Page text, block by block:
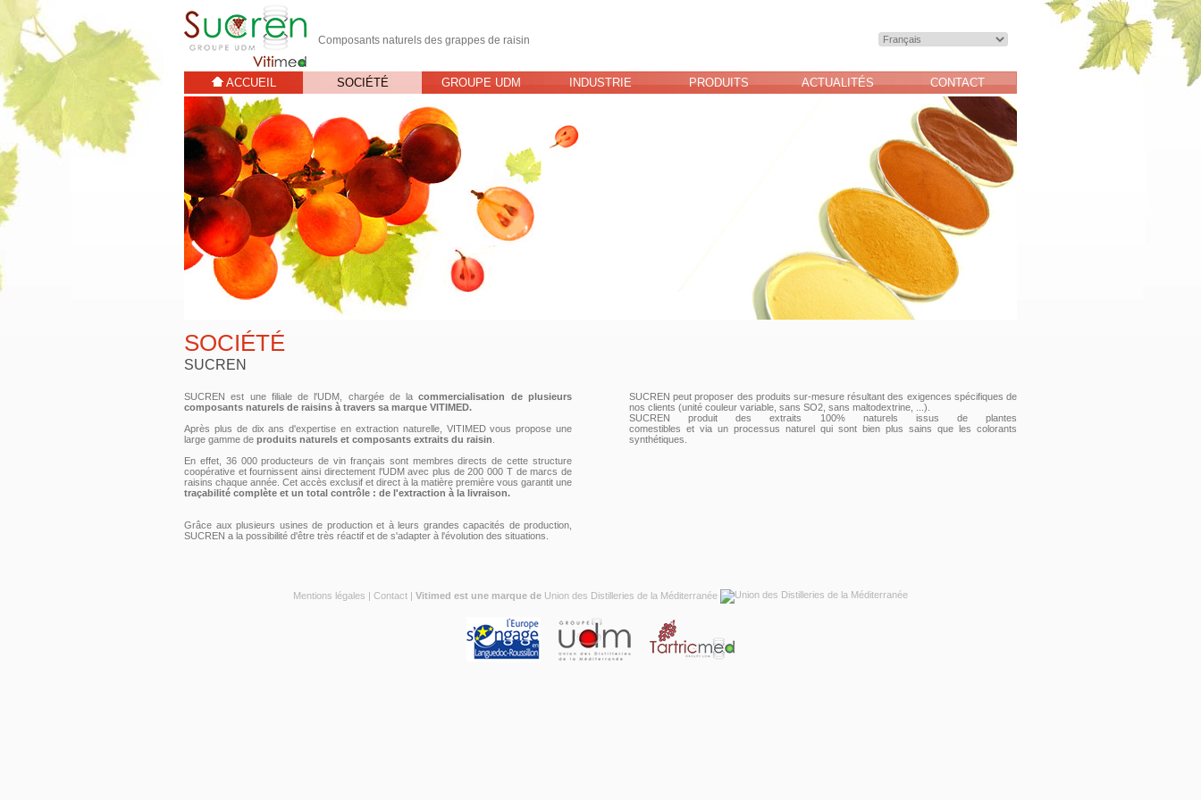
Composants naturels des grappes de raisin
ACCUEIL SOCIÉTÉ GROUPE UDM INDUSTRIE PRODUITS ACTUALITÉS CONTACT
SOCIÉTÉ
SUCREN
SUCREN est une filiale de l'UDM, chargée de lacommercialisation de plusieurs
composants naturels de raisins à travers sa marque VITIMED.
Après plus de dix ans d'expertise en extraction naturelle, VITIMED vous propose une
large gamme de produits naturels et composants extraits du raisin
En effet, 36 000 producteurs de vin français sont membres directs de cette structure
coopérative et fournissent ainsi directement l'UDM avec plus de 200 000 T de marcs de
raisins chaque année. Cet accès exclusif et direct à la matière première vous garantit une
traçabilité complète et un total contrôle : de l'extraction à la livraison.
Grâce aux plusieurs usines de production et à leurs grandes capacités de production,
SUCREN a la possibilité d'être très réactif et de s'adapter à l'évolution des situations.
SUCREN peut proposer des produits sur-mesure résultant des exigences spécifiques de
nos clients (unité couleur variable, sans SO2, sans maltodextrine, ...).
SUCREN produit des extraits 100% naturels issus de plantes
comestibles et via un processus naturel qui sont bien plus sains que les colorants
synthétiques.
Mentions légales | Contact | Vitimed est une marque de Union des Distilleries de la Méditerranée